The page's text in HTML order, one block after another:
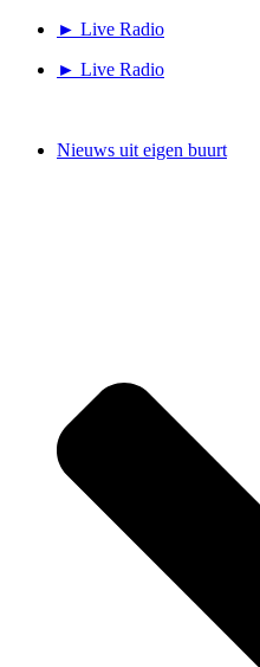
► Live Radio
► Live Radio
Nieuws uit eigen buurt